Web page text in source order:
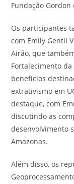
Fundação Gordon
Os participantes
com Emily Gentil
Airão, que
Fortalecimento
benefícios
extrativismo em
destaque, com
discutindo as
desenvolvimento
Amazonas.
Além disso, os